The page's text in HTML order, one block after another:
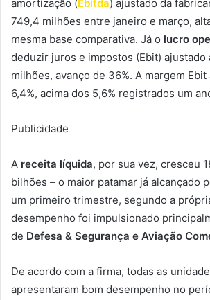
amortização (Ebitda) ajustado da
749,4 milhões entre janeiro e março,
mesma base comparativa. Já o lucro
deduzir juros e impostos (Ebit) ajustado
milhões, avanço de 36%. A margem
6,4%, acima dos 5,6% registrados um
Publicidade
A receita líquida, por sua vez, cresceu
bilhões – o maior patamar já alcançado
um primeiro trimestre, segundo a
desempenho foi impulsionado
de Defesa & Segurança e Aviação
De acordo com a firma, todas as
apresentaram bom desempenho no